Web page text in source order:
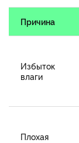
Причина
Избыток
влаги
Плохая